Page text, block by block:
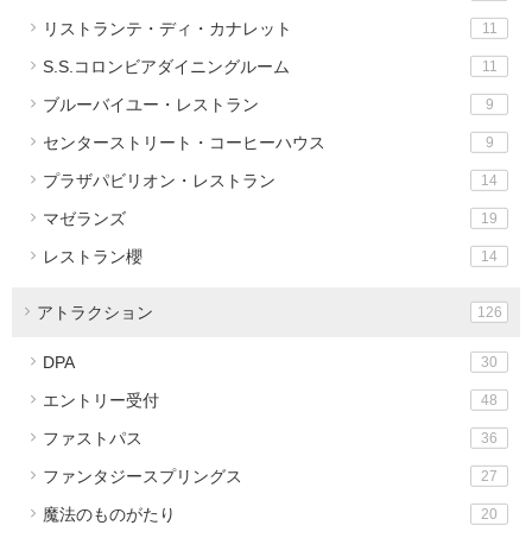
リストランテ・ディ・カナレット
11
S.S.コロンビアダイニングルーム 11
ブルーバイユー・レストラン 9
センターストリート・コーヒーハウス 9
プラザパビリオン・レストラン 14
マゼランズ 19
レストラン櫻 14
アトラクション 126
DPA 30
エントリー受付 48
ファストパス 36
ファンタジースプリングス 27
魔法のものがたり 20